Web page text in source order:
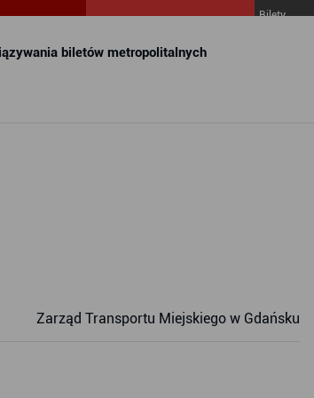
biletów metropolitalnych
Bilety
Zarząd Transportu Miejskiego w Gdańsku